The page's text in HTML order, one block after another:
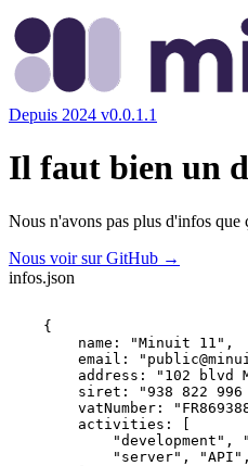
Depuis 2024 v0.0.1.1
Il faut bien un
Nous n'avons pas plus d'infos que
Nous voir sur GitHub →
infos.json
    {
        name: "
Minuit 11 ",
        email: "
        address: "
102 blvd
        siret: "
938 822 996
        vatNumber: "
        activities: [
"server",